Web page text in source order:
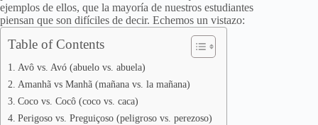
ejemplos de ellos, que la mayoría de nuestros estudiantes
piensan que son difíciles de decir. Echemos un vistazo:
Table of Contents
Avô vs. Avó (abuelo vs. abuela)
Amanhã vs Manhã (mañana vs. la mañana)
Coco vs. Cocô (coco vs. caca)
Perigoso vs. Preguiçoso (peligroso vs. perezoso)